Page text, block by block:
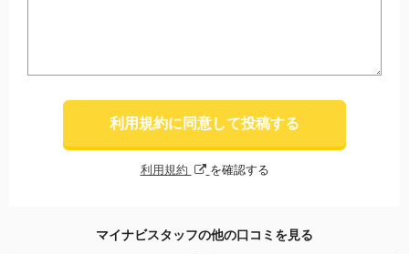
利用規約に同意して投稿する
利用規約 を確認する
マイナビスタッフの他の口コミを見る